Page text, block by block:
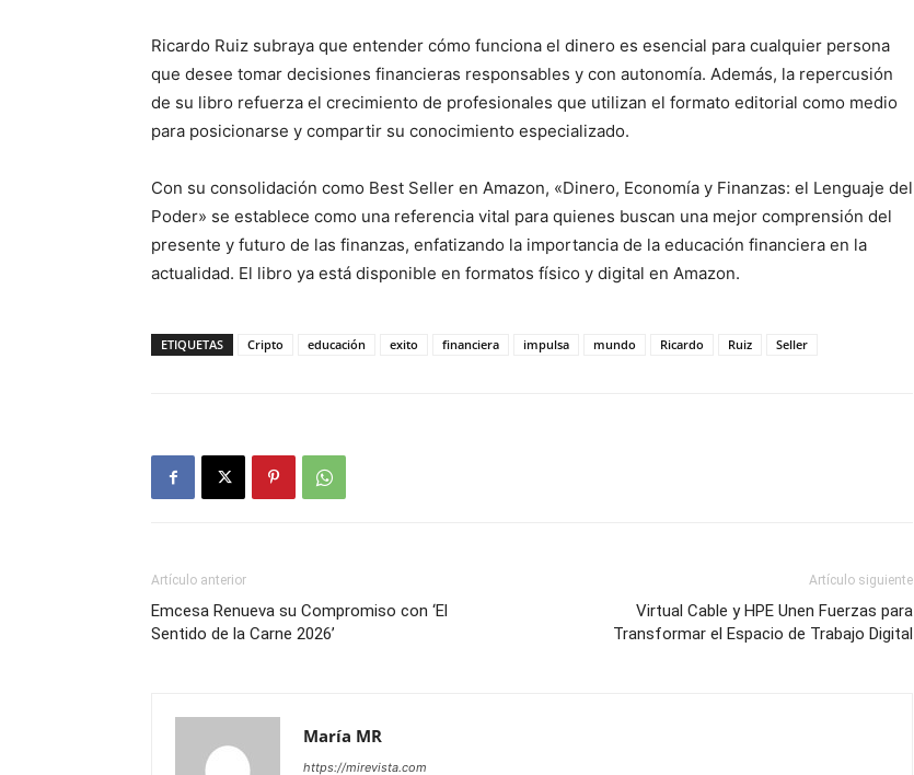
Ricardo Ruiz subraya que entender cómo funciona el dinero es esencial para cualquier persona
que desee tomar decisiones financieras responsables y con autonomía. Además, la repercusión
de su libro refuerza el crecimiento de profesionales que utilizan el formato editorial como medio
para posicionarse y compartir su conocimiento especializado.
Con su consolidación como Best Seller en Amazon, «Dinero, Economía y Finanzas: el Lenguaje del
Poder» se establece como una referencia vital para quienes buscan una mejor comprensión del
presente y futuro de las finanzas, enfatizando la importancia de la educación financiera en la
actualidad. El libro ya está disponible en formatos físico y digital en Amazon.
ETIQUETAS Cripto educación exito financiera impulsa mundo Ricardo Ruiz Seller
Artículo anterior
Emcesa Renueva su Compromiso con ‘El
Sentido de la Carne 2026’
Artículo siguiente
Virtual Cable y HPE Unen Fuerzas para
Transformar el Espacio de Trabajo Digital
María MR
https://mirevista.com